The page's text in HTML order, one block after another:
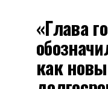
«Глава
как